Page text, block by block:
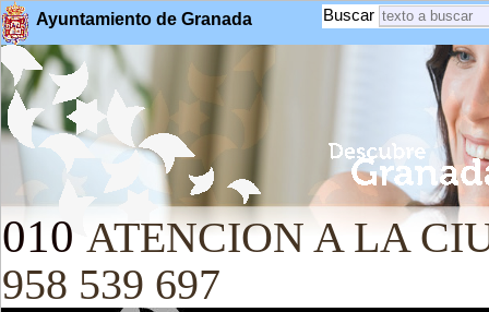
Ayuntamiento de Granada Buscar
010 ATENCION A LA
958 539 697